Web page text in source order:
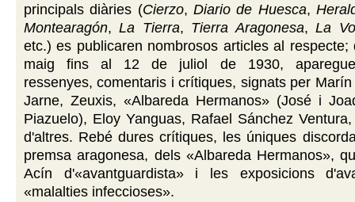
principals diàries (Cierzo,Diario de Huesca,
Montearagón,La Tierra, Tierra Aragonesa,La
etc.) es publicaren nombrosos articles al
maig fins al 12 de juliol de 1930,
ressenyes, comentaris i crítiques, signats per
Jarne, Zeuxis, «Albareda Hermanos» (José i
Piazuelo), Eloy Yanguas, Rafael Sánchez
d'altres. Rebé dures crítiques, les úniques
premsa aragonesa, dels «Albareda Hermanos»,
Acín d'«avantguardista» i les exposicions
«malalties infeccioses».